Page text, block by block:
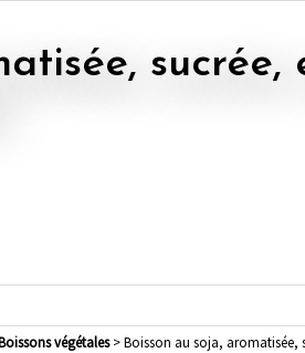
boissons végétales> Boisson au soja, aromatisée,